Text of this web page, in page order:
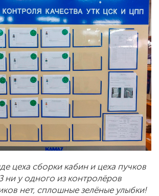
цеха сборки кабин и цеха пучков
ни у одного из контролёров
нет, сплошные зелёные улыбки!